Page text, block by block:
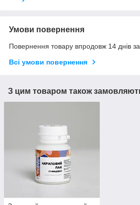
Умови повернення
Повернення товару впродовж 14 днів
Всі умови повернення
З цим товаром також